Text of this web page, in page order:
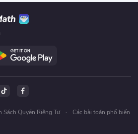
Sách Quyền Riêng Tư · Các bài toán phổ biến